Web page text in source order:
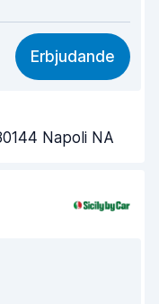
8,8
8,8
Erbjudande
Napoli NA